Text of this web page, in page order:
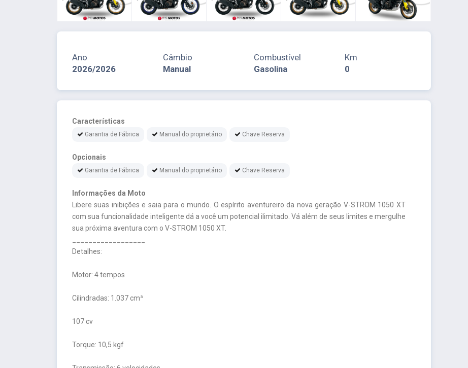
Ano
2026/2026
Câmbio
Manual
Combustível
Gasolina
Km
0
Características
Garantia de Fábrica Manual do proprietário Chave Reserva
Opcionais
Garantia de Fábrica Manual do proprietário Chave Reserva
Informações da Moto
Libere suas inibições e saia para o mundo. O espírito aventureiro da nova geração V-STROM 1050 XT
com sua funcionalidade inteligente dá a você um potencial ilimitado. Vá além de seus limites e mergulhe
sua próxima aventura com o V-STROM 1050 XT.
Detalhes:
Motor: 4 tempos
Cilindradas: 1.037 cm³
107 cv
Torque: 10,5 kgf